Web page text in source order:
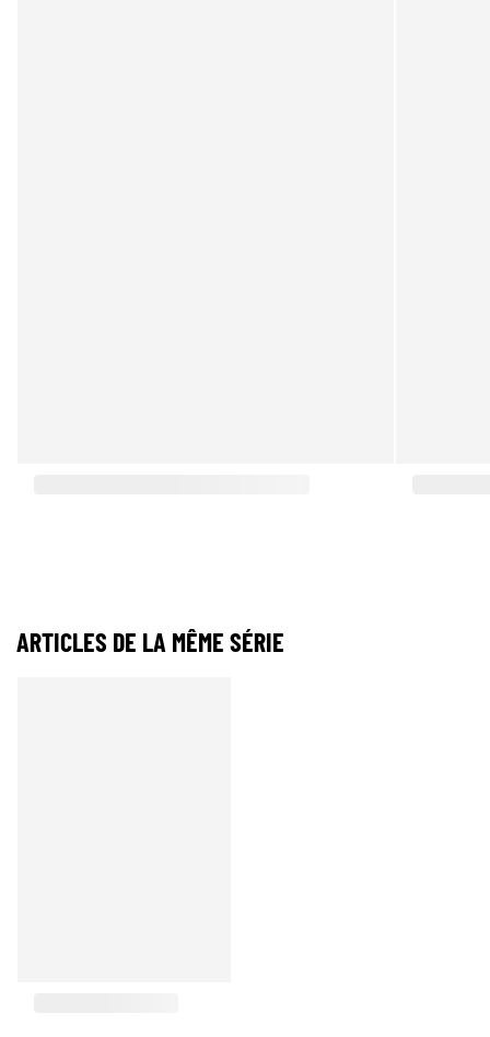
ARTICLES DE LA MÊME SÉRIE